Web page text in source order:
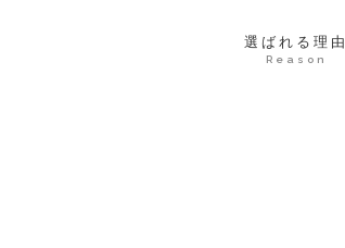
選ばれる理由
Reason